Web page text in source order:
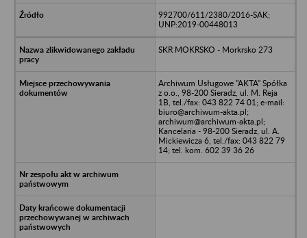
992700/611/2380/2016-SAK;
UNP:2019-00448013
SKR MOKRSKO - Morkrsko 273
Archiwum Usługowe "AKTA" Spółka
z o.o., 98-200 Sieradz, ul. M. Reja
1B, tel./fax: 043 822 74 01; e-mail:
biuro@archiwum-akta.pl;
archiwum@archiwum-akta.pl;
Kancelaria - 98-200 Sieradz, ul. A.
Mickiewicza 6, tel./fax: 043 822 79
14; tel. kom. 602 39 36 26